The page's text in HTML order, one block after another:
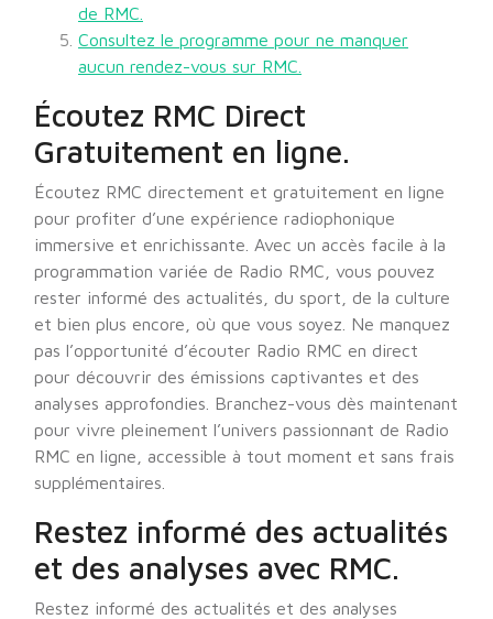
de RMC.
Consultez le programme pour ne manquer
aucun rendez-vous sur RMC.
Écoutez RMC Direct
Gratuitement en ligne.
Écoutez RMC directement et gratuitement en ligne
pour profiter d’une expérience radiophonique
immersive et enrichissante. Avec un accès facile à la
programmation variée de Radio RMC, vous pouvez
rester informé des actualités, du sport, de la culture
et bien plus encore, où que vous soyez. Ne manquez
pas l’opportunité d’écouter Radio RMC en direct
pour découvrir des émissions captivantes et des
analyses approfondies. Branchez-vous dès maintenant
pour vivre pleinement l’univers passionnant de Radio
RMC en ligne, accessible à tout moment et sans frais
supplémentaires.
Restez informé des actualités
et des analyses avec RMC.
Restez informé des actualités et des analyses